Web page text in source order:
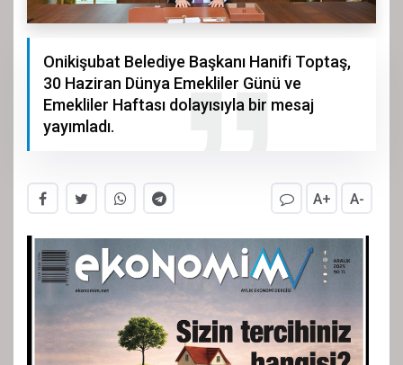
Onikişubat Belediye Başkanı Hanifi Toptaş,
30 Haziran Dünya Emekliler Günü ve
Emekliler Haftası dolayısıyla bir mesaj
yayımladı.
A+ A-